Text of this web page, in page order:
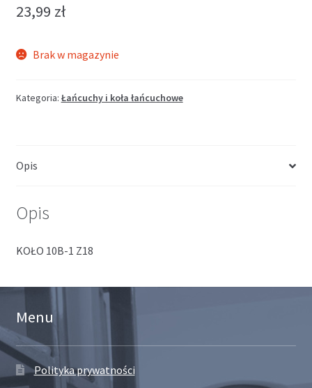
23,99 zł
Brak w magazynie
Kategoria: Łańcuchy i koła łańcuchowe
Opis
Opis
KOŁO 10B-1 Z18
Menu
Polityka prywatności